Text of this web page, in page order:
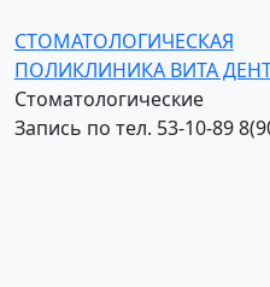
СТОМАТОЛОГИЧЕСКАЯ
ПОЛИКЛИНИКА ВИТА
Стоматологические
Запись по тел. 53-10-89